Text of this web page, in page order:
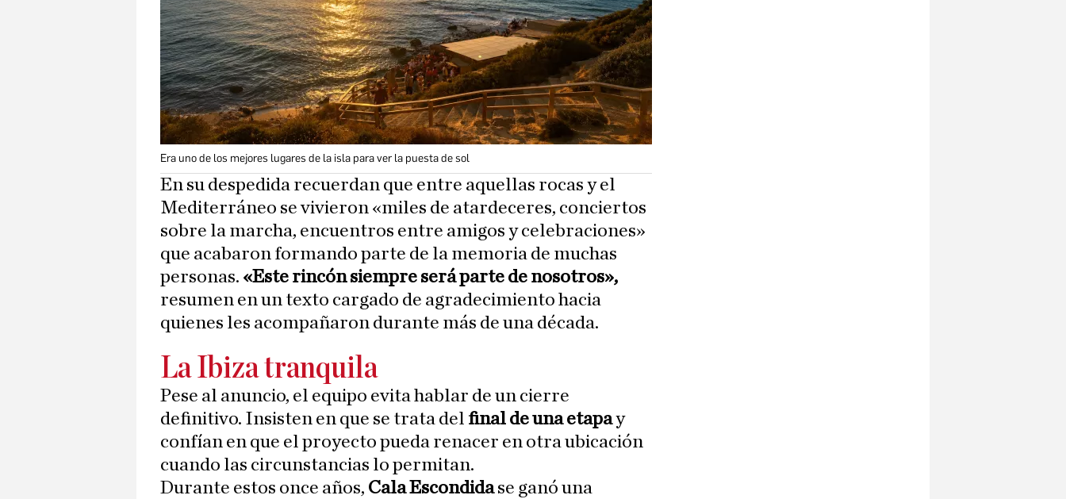
Era uno de los mejores lugares de la isla para ver la puesta de sol
En su despedida recuerdan que entre aquellas rocas y el
Mediterráneo se vivieron «miles de atardeceres, conciertos
sobre la marcha, encuentros entre amigos y celebraciones»
que acabaron formando parte de la memoria de muchas
personas. «Este rincón siempre será parte de nosotros»,
resumen en un texto cargado de agradecimiento hacia
quienes les acompañaron durante más de una década.
La Ibiza tranquila
Pese al anuncio, el equipo evita hablar de un cierre
definitivo. Insisten en que se trata del final de una etapay
confían en que el proyecto pueda renacer en otra ubicación
cuando las circunstancias lo permitan.
Durante estos once años, Cala Escondidase ganó una